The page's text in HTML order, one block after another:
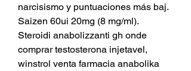
narcisismo y puntuaciones más baj.
Saizen 60ui 20mg (8 mg/ml).
Steroidi anabolizzanti gh onde
comprar testosterona injetavel,
winstrol venta farmacia anabolika